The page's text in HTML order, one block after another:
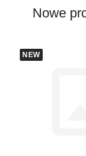
Nowe
NEW